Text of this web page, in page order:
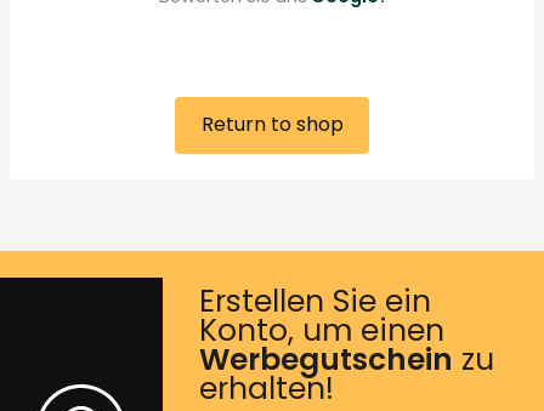
Return to shop
Erstellen Sie ein
Konto, um einen
Werbegutschein zu
erhalten!